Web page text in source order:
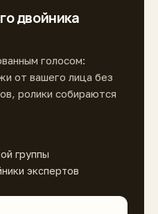
двойника
голосом:
от вашего лица без
ролики собираются
группы
экспертов